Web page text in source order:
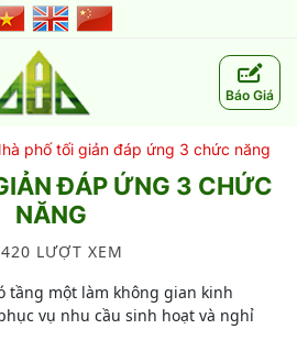
Báo Giá
phố tối giản đáp ứng 3 chức năng
ĐÁP ỨNG 3 CHỨC
NĂNG
LƯỢT XEM
tầng một làm không gian kinh
vụ nhu cầu sinh hoạt và nghỉ